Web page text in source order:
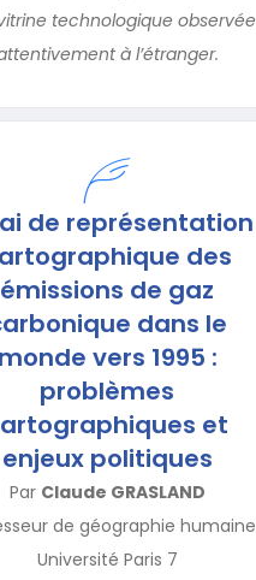
technologique observée
à l’étranger.
de représentation
des
émissions de gaz
dans le
monde vers 1995 :
problèmes
et
enjeux politiques
Par Claude GRASLAND
de géographie humaine
Université Paris 7